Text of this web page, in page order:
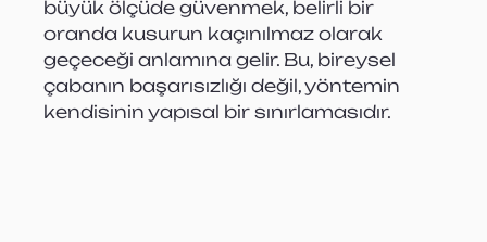
büyük ölçüde güvenmek, belirli bir
oranda kusurun kaçınılmaz olarak
geçeceği anlamına gelir. Bu, bireysel
çabanın başarısızlığı değil, yöntemin
kendisinin yapısal bir sınırlamasıdır.